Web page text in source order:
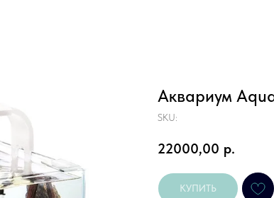
Аквариум
SKU:
22000,00 р.
КУПИТЬ